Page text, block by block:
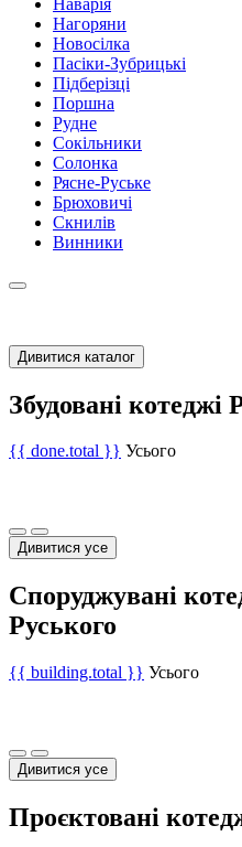
Нагоряни
Новосілка
Пасіки-Зубрицькі
Підберізці
Поршна
Рудне
Сокільники
Солонка
Рясне-Руське
Брюховичі
Скнилів
Винники
Дивитися каталог
Збудовані котеджі
{{ done.total }} Усього
Дивитися усе
Споруджувані
Руського
{{ building.total }} Усього
Дивитися усе
Проєктовані